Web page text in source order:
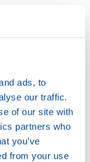
ads, to
our traffic.
of our site with
partners who
you’ve
from your use